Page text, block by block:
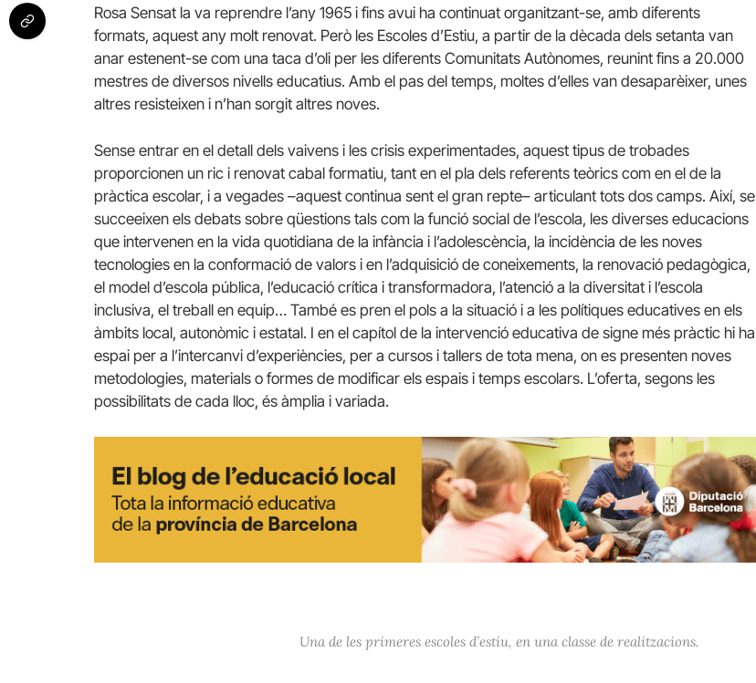
Rosa Sensat la va reprendre l’any 1965 i fins avui ha continuat organitzant-se, amb diferents
formats, aquest any molt renovat. Però les Escoles d’Estiu, a partir de la dècada dels setanta van
anar estenent-se com una taca d’oli per les diferents Comunitats Autònomes, reunint fins a 20.000
mestres de diversos nivells educatius. Amb el pas del temps, moltes d’elles van desaparèixer, unes
altres resisteixen i n’han sorgit altres noves.
Sense entrar en el detall dels vaivens i les crisis experimentades, aquest tipus de trobades
proporcionen un ric i renovat cabal formatiu, tant en el pla dels referents teòrics com en el de la
pràctica escolar, i a vegades –aquest continua sent el gran repte– articulant tots dos camps. Així, se
succeeixen els debats sobre qüestions tals com la funció social de l’escola, les diverses educacions
que intervenen en la vida quotidiana de la infància i l’adolescència, la incidència de les noves
tecnologies en la conformació de valors i en l’adquisició de coneixements, la renovació pedagògica,
el model d’escola pública, l’educació crítica i transformadora, l’atenció a la diversitat i l’escola
inclusiva, el treball en equip… També es pren el pols a la situació i a les polítiques educatives en els
àmbits local, autonòmic i estatal. I en el capítol de la intervenció educativa de signe més pràctic hi ha
espai per a l’intercanvi d’experiències, per a cursos i tallers de tota mena, on es presenten noves
metodologies, materials o formes de modificar els espais i temps escolars. L’oferta, segons les
possibilitats de cada lloc, és àmplia i variada.
Una de les primeres escoles d’estiu, en una classe de realitzacions.